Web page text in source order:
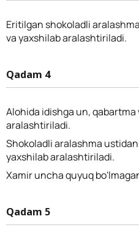
Eritilgan shokoladli
va yaxshilab aralashtiriladi.
Qadam 4
Alohida idishga un, qabartma
aralashtiriladi.
Shokoladli aralashma
yaxshilab aralashtiriladi.
Xamir uncha quyuq
Qadam 5